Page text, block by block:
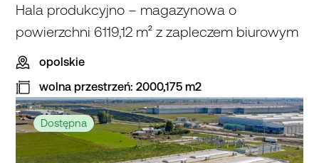
Hala produkcyjno – magazynowa o
powierzchni 6119,12 m² z zapleczem biurowym
opolskie
wolna przestrzeń: 2000,175 m2
Hala
w Brzegu
Dostępna